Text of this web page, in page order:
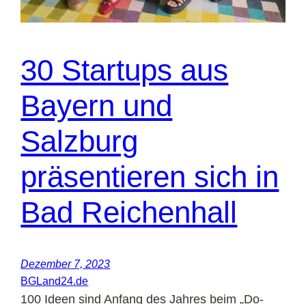
30 Startups aus
Bayern und
Salzburg
präsentieren sich in
Bad Reichenhall
Dezember 7, 2023
BGLand24.de
100 Ideen sind Anfang des Jahres beim „Do-